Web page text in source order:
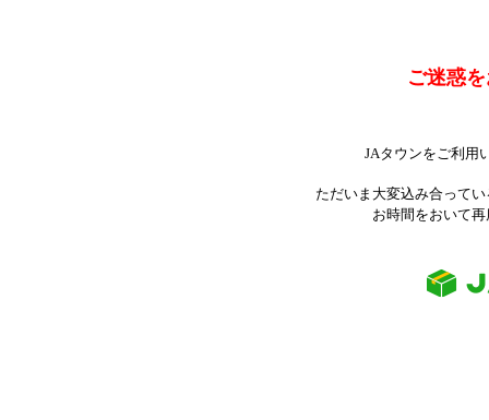
ご迷惑
JAタウンをご利用
ただいま大変込み合って
お時間をおいて